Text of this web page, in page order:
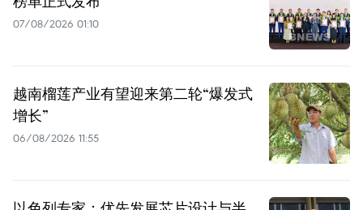
07/08/2026 01:10
越南榴莲产业有望迎来第二轮“爆发式
增长”
06/08/2026 11:55